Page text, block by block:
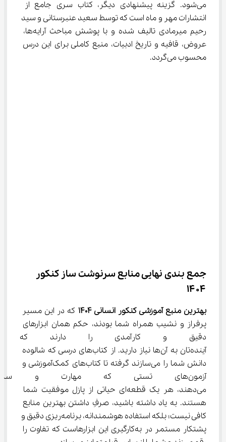
می‌شود. گزینه پیشنهادی دیگر، کتاب سری جامع از
انتشارات مهر و ماه است که توسط سعید عنبرستانی و سید
رحیم میرمادی تالیف شده و با پوشش مباحث آرایه‌ها،
عروض، قافیه و تاریخ ادبیات، منبع کاملی برای این درس
محسوب می‌گردد.
جمع ‌بندی نهایی منابع سرنوشت ‌ساز کنکور
۱۴۰۴
بهترین منبع آموزشی کنکور انسانی 1404
که در این مسیر
پرفراز و نشیب همراه شما بودند، حکم همان ابزارهای
دقیق و کارآمدی را دارند که
آینده‌تان به آن‌ها نیاز دارید. از کتاب‌های درسی که شالوده
دانش شما را می‌سازند گرفته تا کتاب‌های کمک‌آموزشی و
آزمون‌های تستی که مهارت و
می‌دهند، هر یک قطعه‌ای حیاتی از پازل موفقیت شما
هستند. به یاد داشته باشید، صرفِ داشتن بهترین منابع
کافی نیست؛ بلکه استفاده هوشمندانه، برنامه‌ریزی دقیق و
پشتکار مستمر در به‌کارگیری این ابزارهاست که تفاوت را